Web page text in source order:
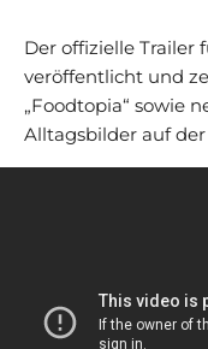
Der offizielle Trailer
veröffentlicht und
„Foodtopia“ sowie
Alltagsbilder auf